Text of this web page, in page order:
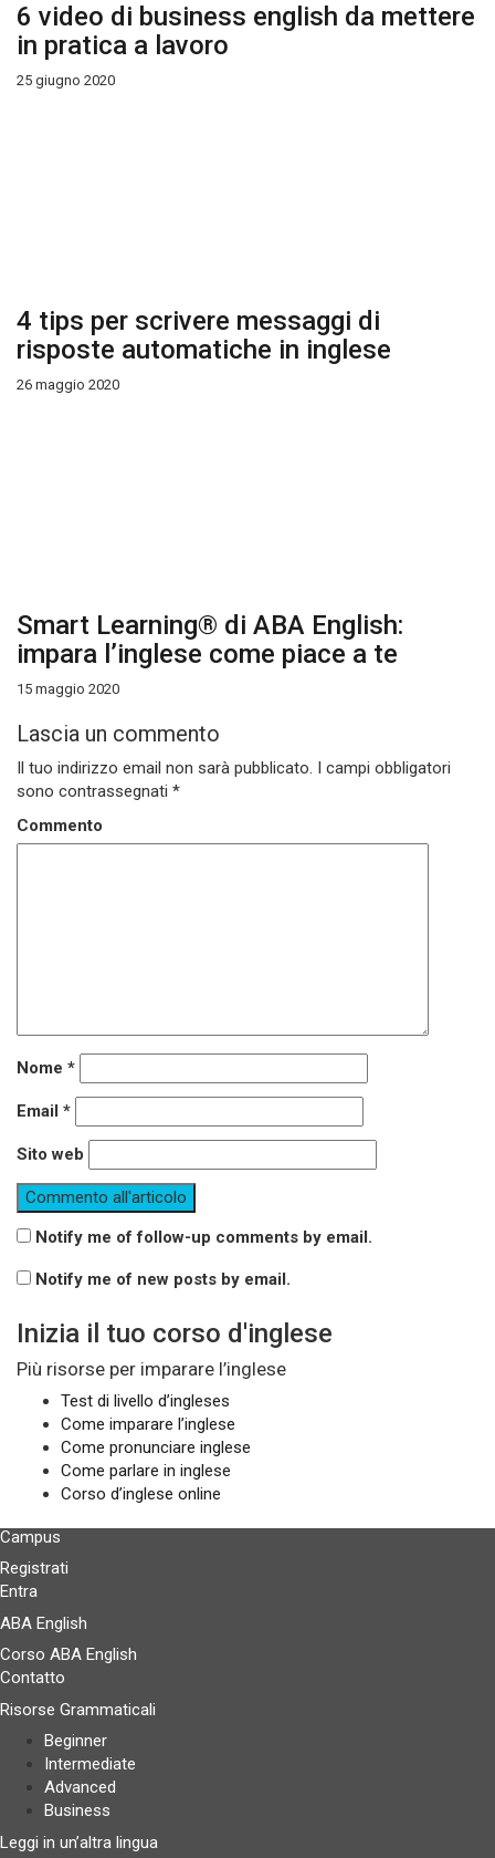
6 video di business english da mettere
in pratica a lavoro
25 giugno 2020
4 tips per scrivere messaggi di
risposte automatiche in inglese
26 maggio 2020
Smart Learning® di ABA English:
impara l’inglese come piace a te
15 maggio 2020
Lascia un commento
Il tuo indirizzo email non sarà pubblicato. I campi obbligatori
sono contrassegnati *
Commento
Nome *
Email *
Sito web
Notify me of follow-up comments by email.
Notify me of new posts by email.
Inizia il tuo corso d'inglese
Più risorse per imparare l’inglese
Test di livello d’ingleses
Come imparare l’inglese
Come pronunciare inglese
Come parlare in inglese
Corso d’inglese online
Campus
Registrati
Entra
ABA English
Corso ABA English
Contatto
Risorse Grammaticali
Beginner
Intermediate
Advanced
Business
Leggi in un’altra lingua